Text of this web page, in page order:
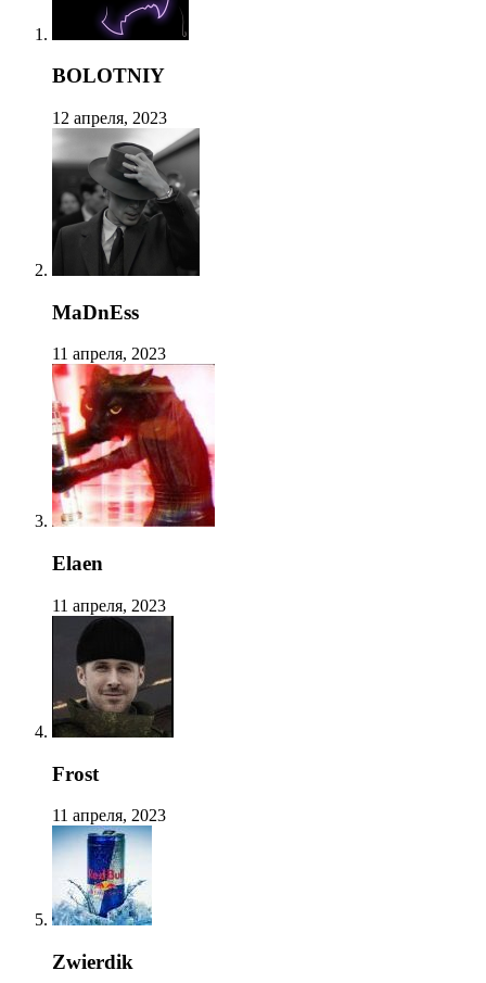
BOLOTNIY
12 апреля, 2023
MaDnEss
11 апреля, 2023
Elaen
11 апреля, 2023
Frost
11 апреля, 2023
Zwierdik